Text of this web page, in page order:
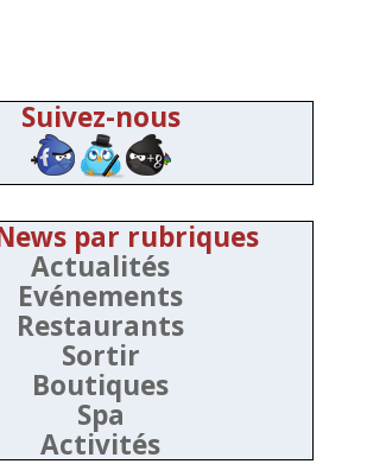
Suivez-nous
par rubriques
Actualités
Evénements
Restaurants
Sortir
Boutiques
Spa
Activités